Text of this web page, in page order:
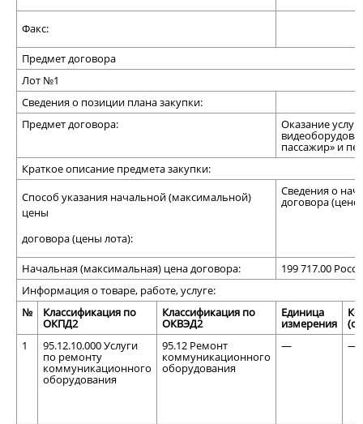
Факс:
Предмет договора
Лот №1
Сведения о позиции плана закупки:
Предмет договора:
Оказание
пассажир» и
Краткое описание предмета закупки:
Способ указания начальной (максимальной)
цены
договора (цены лота):
Сведения о
договора (цене
Начальная (максимальная) цена договора:
199 717.00
Информация о товаре, работе, услуге:
№
Классификация по
ОКПД2
Классификация по
ОКВЭД2
Единица
измерения
1
95.12.10.000 Услуги
по ремонту
коммуникационного
оборудования
95.12 Ремонт
коммуникационного
оборудования
— —